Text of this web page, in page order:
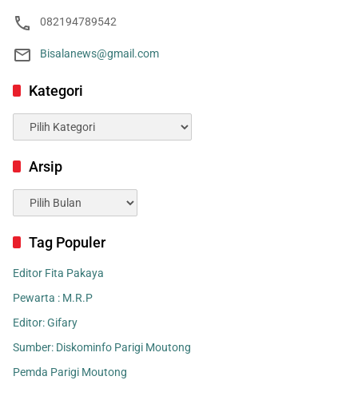
082194789542
Bisalanews@gmail.com
Kategori
Kategori
Arsip
Arsip
Tag Populer
Editor Fita Pakaya
Pewarta : M.R.P
Editor: Gifary
Sumber: Diskominfo Parigi Moutong
Pemda Parigi Moutong